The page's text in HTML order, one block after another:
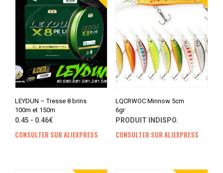
LEYDUN – Tresse 8 brins
100m et 150m
0.45 - 0.46€
CONSULTER SUR ALIEXPRESS
LQCRWOC Minnow 5cm
6gr
PRODUIT INDISPO.
CONSULTER SUR ALIEXPRESS